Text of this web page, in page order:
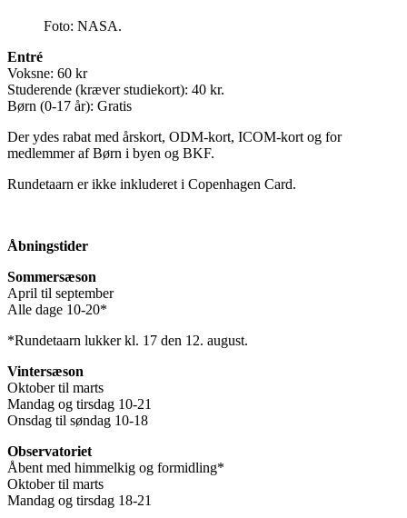
Foto: NASA.
Entré
Voksne: 60 kr
Studerende (kræver studiekort): 40 kr.
Børn (0-17 år): Gratis
Der ydes rabat med årskort, ODM-kort, ICOM-kort og for
medlemmer af Børn i byen og BKF.
Rundetaarn er ikke inkluderet i Copenhagen Card.
Åbningstider
Sommersæson
April til september
Alle dage 10-20*
*Rundetaarn lukker kl. 17 den 12. august.
Vintersæson
Oktober til marts
Mandag og tirsdag 10-21
Onsdag til søndag 10-18
Observatoriet
Åbent med himmelkig og formidling*
Oktober til marts
Mandag og tirsdag 18-21